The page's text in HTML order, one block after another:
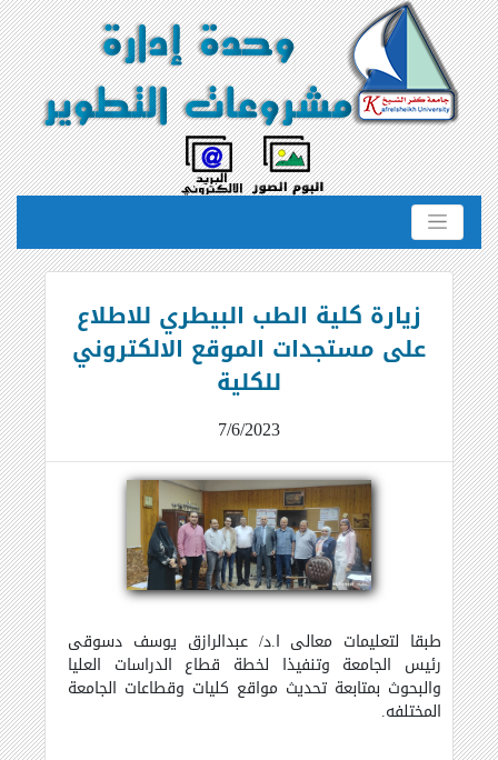
زيارة كلية الطب البيطري للاطلاع
على مستجدات الموقع الالكتروني
للكلية
7/6/2023
طبقا لتعليمات معالى ا.د/ عبدالرازق يوسف دسوقى
رئيس الجامعة وتنفيذا لخطة قطاع الدراسات العليا
والبحوث بمتابعة تحديث مواقع كليات وقطاعات الجامعة
المختلفه.